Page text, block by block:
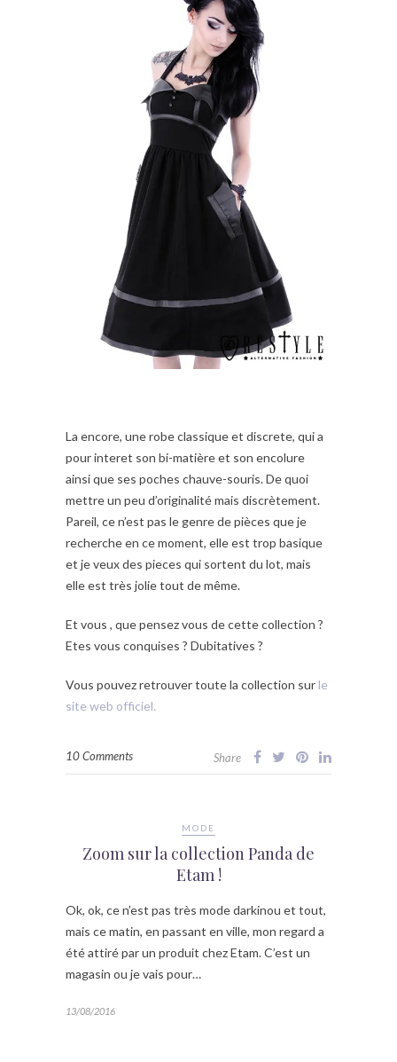
La encore, une robe classique et discrete, qui a
pour interet son bi-matière et son encolure
ainsi que ses poches chauve-souris. De quoi
mettre un peu d’originalité mais discrètement.
Pareil, ce n’est pas le genre de pièces que je
recherche en ce moment, elle est trop basique
et je veux des pieces qui sortent du lot, mais
elle est très jolie tout de même.
Et vous , que pensez vous de cette collection ?
Etes vous conquises ? Dubitatives ?
Vous pouvez retrouver toute la collection sur le
site web officiel.
10 Comments Share
MODE
Zoom sur la collection Panda de
Etam !
Ok, ok, ce n’est pas très mode darkinou et tout,
mais ce matin, en passant en ville, mon regard a
été attiré par un produit chez Etam. C’est un
magasin ou je vais pour…
13/08/2016